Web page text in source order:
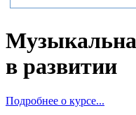
в развитии
Подробнее о курсе...